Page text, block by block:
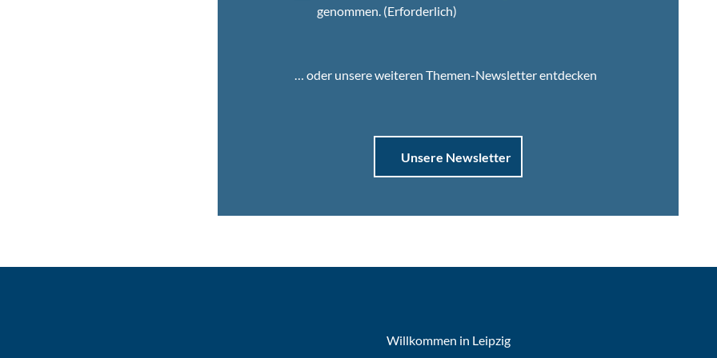
genommen. (Erforderlich)
… oder unsere weiteren Themen-Newsletter entdecken
Unsere Newsletter
Willkommen in Leipzig